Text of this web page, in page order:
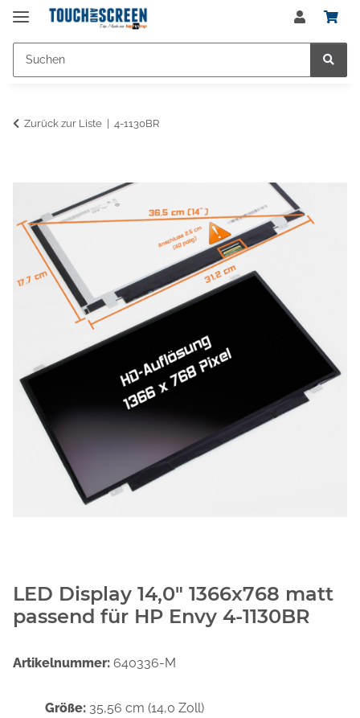
Zurück zur Liste 4-1130BR
LED Display 14,0" 1366x768 matt
passend für HP Envy 4-1130BR
Artikelnummer: 640336-M
Größe: 35,56 cm (14,0 Zoll)